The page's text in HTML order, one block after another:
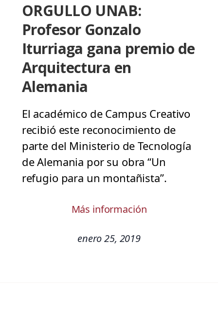
ORGULLO UNAB:
Profesor Gonzalo
Iturriaga gana premio de
Arquitectura en
Alemania
El académico de Campus Creativo
recibió este reconocimiento de
parte del Ministerio de Tecnología
de Alemania por su obra “Un
refugio para un montañista”.
Más información
enero 25, 2019